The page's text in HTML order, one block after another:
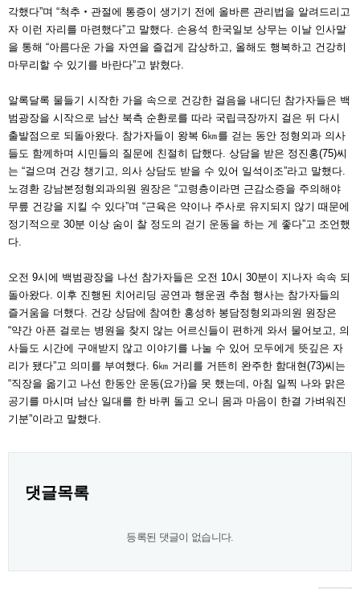
각했다”며 “척추‧관절에 통증이 생기기 전에 올바른 관리법을 알려드리고
자 이런 자리를 마련했다”고 말했다. 손용석 한국일보 상무는 이날 인사말
을 통해 “아름다운 가을 자연을 즐겁게 감상하고, 올해도 행복하고 건강히
마무리할 수 있기를 바란다”고 밝혔다.
알록달록 물들기 시작한 가을 속으로 건강한 걸음을 내디딘 참가자들은 백
범광장을 시작으로 남산 북측 순환로를 따라 국립극장까지 걸은 뒤 다시
출발점으로 되돌아왔다. 참가자들이 왕복 6㎞를 걷는 동안 정형외과 의사
들도 함께하며 시민들의 질문에 친절히 답했다. 상담을 받은 정진홍(75)씨
는 “걸으며 건강 챙기고, 의사 상담도 받을 수 있어 일석이조”라고 말했다.
노경환 강남본정형외과의원 원장은 “고령층이라면 근감소증을 주의해야
무릎 건강을 지킬 수 있다”며 “근육은 약이나 주사로 유지되지 않기 때문에
정기적으로 30분 이상 숨이 찰 정도의 걷기 운동을 하는 게 좋다”고 조언했
다.
오전 9시에 백범광장을 나선 참가자들은 오전 10시 30분이 지나자 속속 되
돌아왔다. 이후 진행된 치어리딩 공연과 행운권 추첨 행사는 참가자들의
즐거움을 더했다. 건강 상담에 참여한 홍성하 봉담정형외과의원 원장은
“약간 아픈 걸로는 병원을 찾지 않는 어르신들이 편하게 와서 물어보고, 의
사들도 시간에 구애받지 않고 이야기를 나눌 수 있어 모두에게 뜻깊은 자
리가 됐다”고 의미를 부여했다. 6㎞ 거리를 거뜬히 완주한 함대현(73)씨는
“직장을 옮기고 나선 한동안 운동(요가)을 못 했는데, 아침 일찍 나와 맑은
공기를 마시며 남산 일대를 한 바퀴 돌고 오니 몸과 마음이 한결 가벼워진
기분”이라고 말했다.
댓글목록
등록된 댓글이 없습니다.